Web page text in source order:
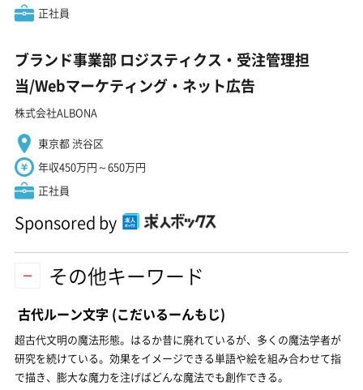
正社員
ブランド事業部 ロジスティクス・受注管理担
当/Webマーケティング・ネット広告
株式会社ALBONA
東京都 渋谷区
年収450万円～650万円
正社員
Sponsored by
その他キーワード
古代ルーン文字 (こだいるーんもじ)
超古代文明の魔法形態。はるか昔に廃れているが、多くの魔法学者が
研究を続けている。効果をイメージできる単語や絵を組み合わせて指
で描き、膨大な魔力を注げばどんな魔法でも創作できる。